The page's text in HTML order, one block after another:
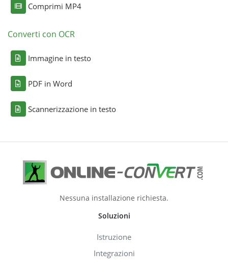
Comprimi MP4
Converti con OCR
Immagine in testo
PDF in Word
Scannerizzazione in testo
Nessuna installazione richiesta.
Soluzioni
Istruzione
Integrazioni